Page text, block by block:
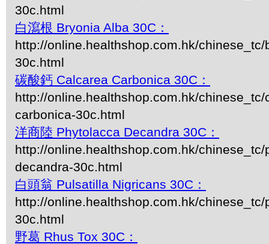
30c.html
白瀉根 Bryonia Alba 30C：
http://online.healthshop.com.hk/chinese_tc/
30c.html
碳酸鈣 Calcarea Carbonica 30C：
http://online.healthshop.com.hk/chinese_tc/
carbonica-30c.html
洋商陸 Phytolacca Decandra 30C：
http://online.healthshop.com.hk/chinese_tc/
decandra-30c.html
白頭翁 Pulsatilla Nigricans 30C：
http://online.healthshop.com.hk/
30c.html
野葛 Rhus Tox 30C：